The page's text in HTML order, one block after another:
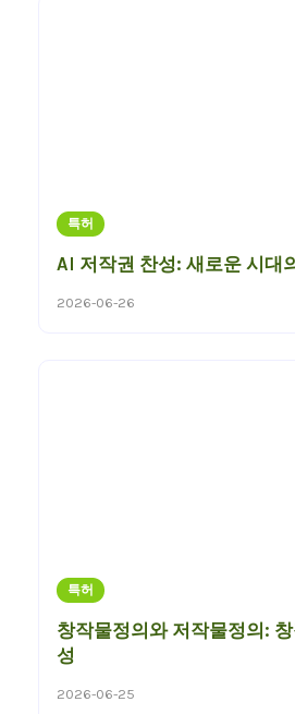
특허
AI 저작권 찬성: 새로운 시대
2026-06-26
특허
창작물정의와 저작물정의:
성
2026-06-25